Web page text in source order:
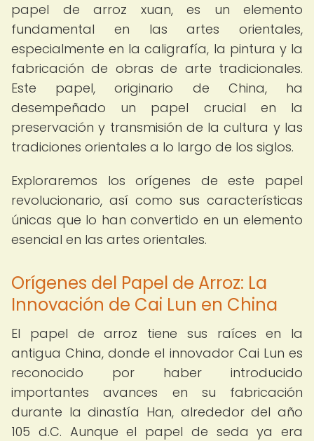
papel de arroz xuan, es un elemento
fundamental en las artes orientales,
especialmente en la caligrafía, la pintura y la
fabricación de obras de arte tradicionales.
Este papel, originario de China, ha
desempeñado un papel crucial en la
preservación y transmisión de la cultura y las
tradiciones orientales a lo largo de los siglos.
Exploraremos los orígenes de este papel
revolucionario, así como sus características
únicas que lo han convertido en un elemento
esencial en las artes orientales.
Orígenes del Papel de Arroz: La
Innovación de Cai Lun en China
El papel de arroz tiene sus raíces en la
antigua China, donde el innovador Cai Lun es
reconocido por haber introducido
importantes avances en su fabricación
durante la dinastía Han, alrededor del año
105 d.C. Aunque el papel de seda ya era